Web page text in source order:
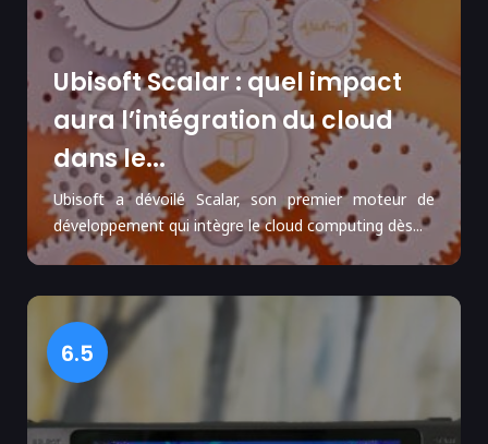
Ubisoft Scalar : quel impact
aura l’intégration du cloud
dans le...
Ubisoft a dévoilé Scalar, son premier moteur de
développement qui intègre le cloud computing dès...
6.5